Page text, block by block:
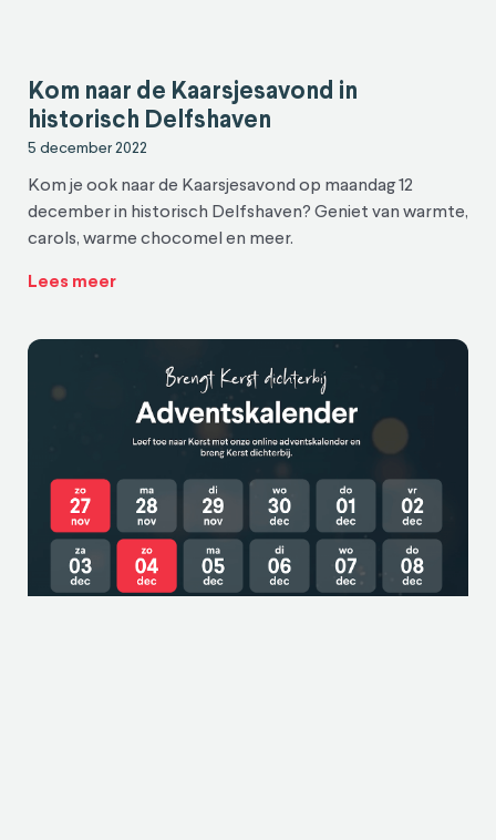
Kom naar de Kaarsjesavond in
historisch Delfshaven
5 december 2022
Kom je ook naar de Kaarsjesavond op maandag 12
december in historisch Delfshaven? Geniet van warmte,
carols, warme chocomel en meer.
Lees meer